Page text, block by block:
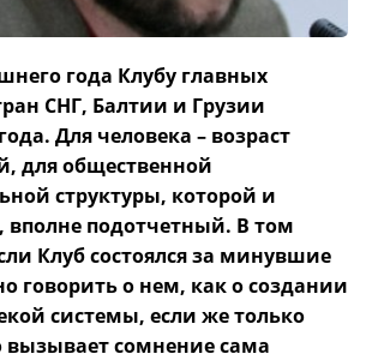
года Клубу главных
СНГ, Балтии и Грузии
Для человека – возраст
для общественной
структуры, которой и
вполне подотчетный. В том
Клуб состоялся за минувшие
говорить о нем, как о создании
системы, если же только
вызывает сомнение сама